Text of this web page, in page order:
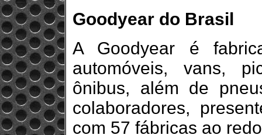
Goodyear do Brasil
A Goodyear é
automóveis, vans,
ônibus, além de
colaboradores,
com 57 fábricas ao